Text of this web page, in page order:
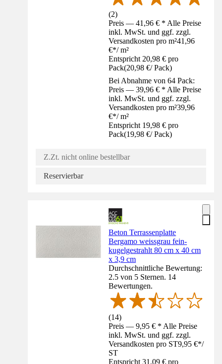
(2)
Preis — 41,96 € * Alle Preise
inkl. MwSt. und ggf. zzgl.
Versandkosten pro m²41,96
€*/ m²
Entspricht 20,98 € pro
Pack(20,98 €/ Pack)
Bei Abnahme von 64 Pack:
Preis — 39,96 € * Alle Preise
inkl. MwSt. und ggf. zzgl.
Versandkosten pro m²39,96
€*/ m²
Entspricht 19,98 € pro
Pack(19,98 €/ Pack)
Z.Zt. nicht online bestellbar
Reservierbar
Beton Terrassenplatte
Bergamo weissgrau fein-
kugelgestrahlt 80 cm x 40 cm
x 3,9 cm
Durchschnittliche Bewertung:
2.5 von 5 Sternen. 14
Bewertungen.
(14)
Preis — 9,95 € * Alle Preise
inkl. MwSt. und ggf. zzgl.
Versandkosten pro ST9,95 €*/
ST
Entspricht 31,09 € pro